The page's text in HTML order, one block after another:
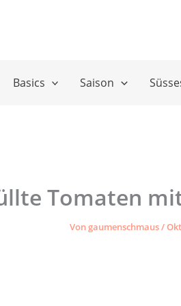
Basics Saison
Tomaten
Vongaumenschmaus/